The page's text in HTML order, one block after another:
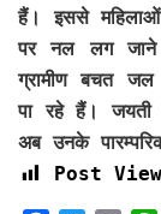
हैं। इससे
पर नल लग जाने
ग्रामीण बचत
पा रहे हैं। जयती
अब उनके
Post